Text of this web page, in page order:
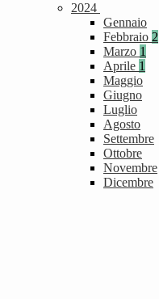
2024
Gennaio
Febbraio 2
Marzo 1
Aprile 1
Maggio
Giugno
Luglio
Agosto
Settembre
Ottobre
Novembre
Dicembre